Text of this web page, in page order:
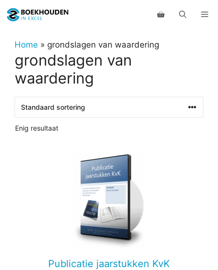
naar
inhoudHome » grondslagen van waardering
grondslagen van
waardering
Enig resultaat
Publicatie jaarstukken KvK